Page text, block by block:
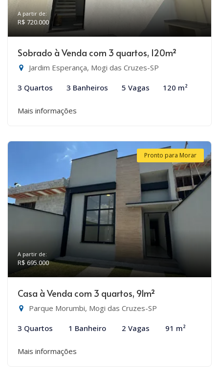
A partir de:
R$ 720.000
Sobrado à Venda com 3 quartos, 120m²
Jardim Esperança, Mogi das Cruzes-SP
3 Quartos 3 Banheiros 5 Vagas 120 m²
Mais informações
Pronto para Morar
A partir de:
R$ 695.000
Casa à Venda com 3 quartos, 91m²
Parque Morumbi, Mogi das Cruzes-SP
3 Quartos 1 Banheiro 2 Vagas 91 m²
Mais informações